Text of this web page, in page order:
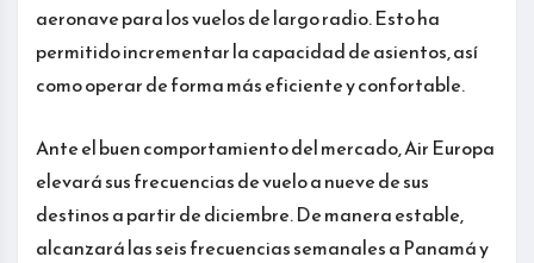
aeronave para los vuelos de largo radio. Esto ha
permitido incrementar la capacidad de asientos, así
como operar de forma más eficiente y confortable.
Ante el buen comportamiento del mercado, Air Europa
elevará sus frecuencias de vuelo a nueve de sus
destinos a partir de diciembre. De manera estable,
alcanzará las seis frecuencias semanales a Panamá y